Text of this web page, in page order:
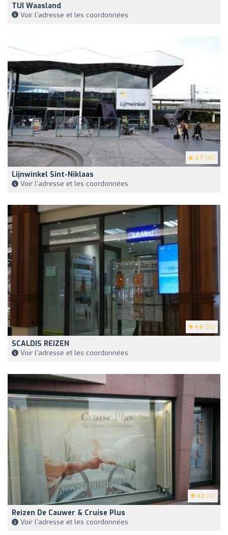
TUI Waasland
Voir l'adresse et les coordonnées
2.7 (46)
Lijnwinkel Sint-Niklaas
Voir l'adresse et les coordonnées
4.6 (26)
SCALDIS REIZEN
Voir l'adresse et les coordonnées
4.3 (41)
Reizen De Cauwer & Cruise Plus
Voir l'adresse et les coordonnées